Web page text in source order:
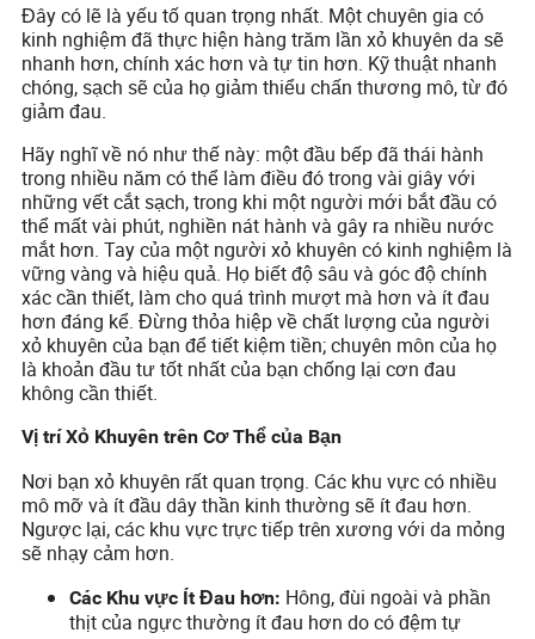
Đây có lẽ là yếu tố quan trọng nhất. Một chuyên gia có
kinh nghiệm đã thực hiện hàng trăm lần xỏ khuyên da sẽ
nhanh hơn, chính xác hơn và tự tin hơn. Kỹ thuật nhanh
chóng, sạch sẽ của họ giảm thiểu chấn thương mô, từ đó
giảm đau.
Hãy nghĩ về nó như thế này: một đầu bếp đã thái hành
trong nhiều năm có thể làm điều đó trong vài giây với
những vết cắt sạch, trong khi một người mới bắt đầu có
thể mất vài phút, nghiền nát hành và gây ra nhiều nước
mắt hơn. Tay của một người xỏ khuyên có kinh nghiệm là
vững vàng và hiệu quả. Họ biết độ sâu và góc độ chính
xác cần thiết, làm cho quá trình mượt mà hơn và ít đau
hơn đáng kể. Đừng thỏa hiệp về chất lượng của người
xỏ khuyên của bạn để tiết kiệm tiền; chuyên môn của họ
là khoản đầu tư tốt nhất của bạn chống lại cơn đau
không cần thiết.
Vị trí Xỏ Khuyên trên Cơ Thể của Bạn
Nơi bạn xỏ khuyên rất quan trọng. Các khu vực có nhiều
mô mỡ và ít đầu dây thần kinh thường sẽ ít đau hơn.
Ngược lại, các khu vực trực tiếp trên xương với da mỏng
sẽ nhạy cảm hơn.
Các Khu vực Ít Đau hơn: Hông, đùi ngoài và phần
thịt của ngực thường ít đau hơn do có đệm tự